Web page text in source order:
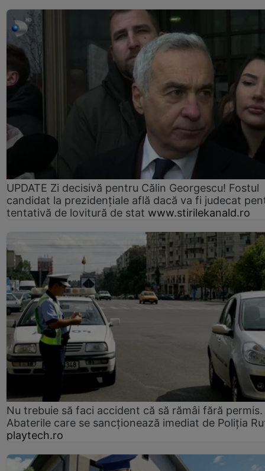
UPDATE Zi decisivă pentru Călin Georgescu! Fostul
candidat la prezidențiale află dacă va fi judecat
tentativă de lovitură de stat www.stirilekanald.ro
Nu trebuie să faci accident că să rămâi fără permis.
Abaterile care se sancționează imediat de Poliţia
playtech.ro